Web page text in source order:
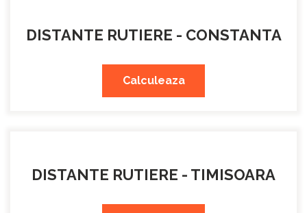
DISTANTE RUTIERE - CONSTANTA
Calculeaza
DISTANTE RUTIERE - TIMISOARA